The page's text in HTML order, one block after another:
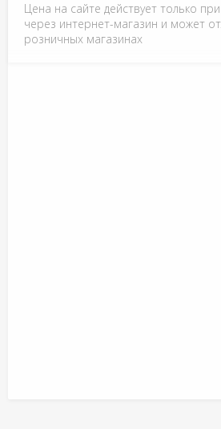
Цена на сайте действует только
через интернет-магазин и может
розничных магазинах